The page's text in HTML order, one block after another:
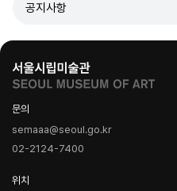
공지사항
문의
semaaa@seoul.go.kr
02-2124-7400
위치